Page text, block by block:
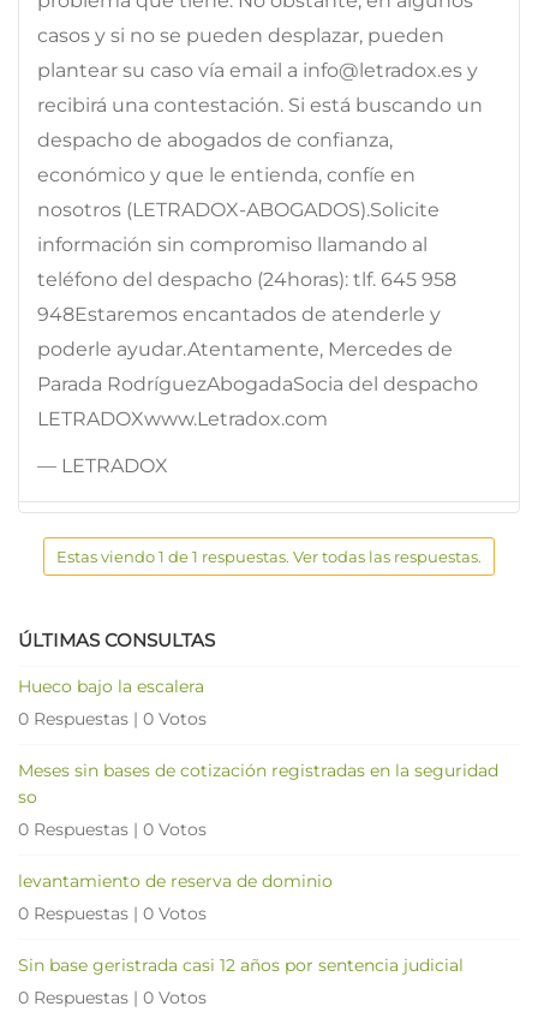
casos y si no se pueden desplazar, pueden
plantear su caso vía email a info@letradox.es y
recibirá una contestación. Si está buscando un
despacho de abogados de confianza,
económico y que le entienda, confíe en
nosotros (LETRADOX-ABOGADOS).Solicite
información sin compromiso llamando al
teléfono del despacho (24horas): tlf. 645 958
948Estaremos encantados de atenderle y
poderle ayudar.Atentamente, Mercedes de
Parada RodríguezAbogadaSocia del despacho
LETRADOXwww.Letradox.com
— LETRADOX
Estas viendo 1 de 1 respuestas. Ver todas las respuestas.
ÚLTIMAS CONSULTAS
Hueco bajo la escalera
0 Respuestas | 0 Votos
Meses sin bases de cotización registradas en la seguridad
so
0 Respuestas | 0 Votos
levantamiento de reserva de dominio
0 Respuestas | 0 Votos
Sin base geristrada casi 12 años por sentencia judicial
0 Respuestas | 0 Votos